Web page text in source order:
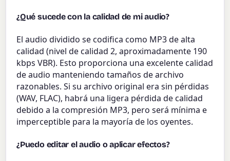
¿Qué sucede con la calidad de mi audio?
El audio dividido se codifica como MP3 de alta
calidad (nivel de calidad 2, aproximadamente 190
kbps VBR). Esto proporciona una excelente calidad
de audio manteniendo tamaños de archivo
razonables. Si su archivo original era sin pérdidas
(WAV, FLAC), habrá una ligera pérdida de calidad
debido a la compresión MP3, pero será mínima e
imperceptible para la mayoría de los oyentes.
¿Puedo editar el audio o aplicar efectos?